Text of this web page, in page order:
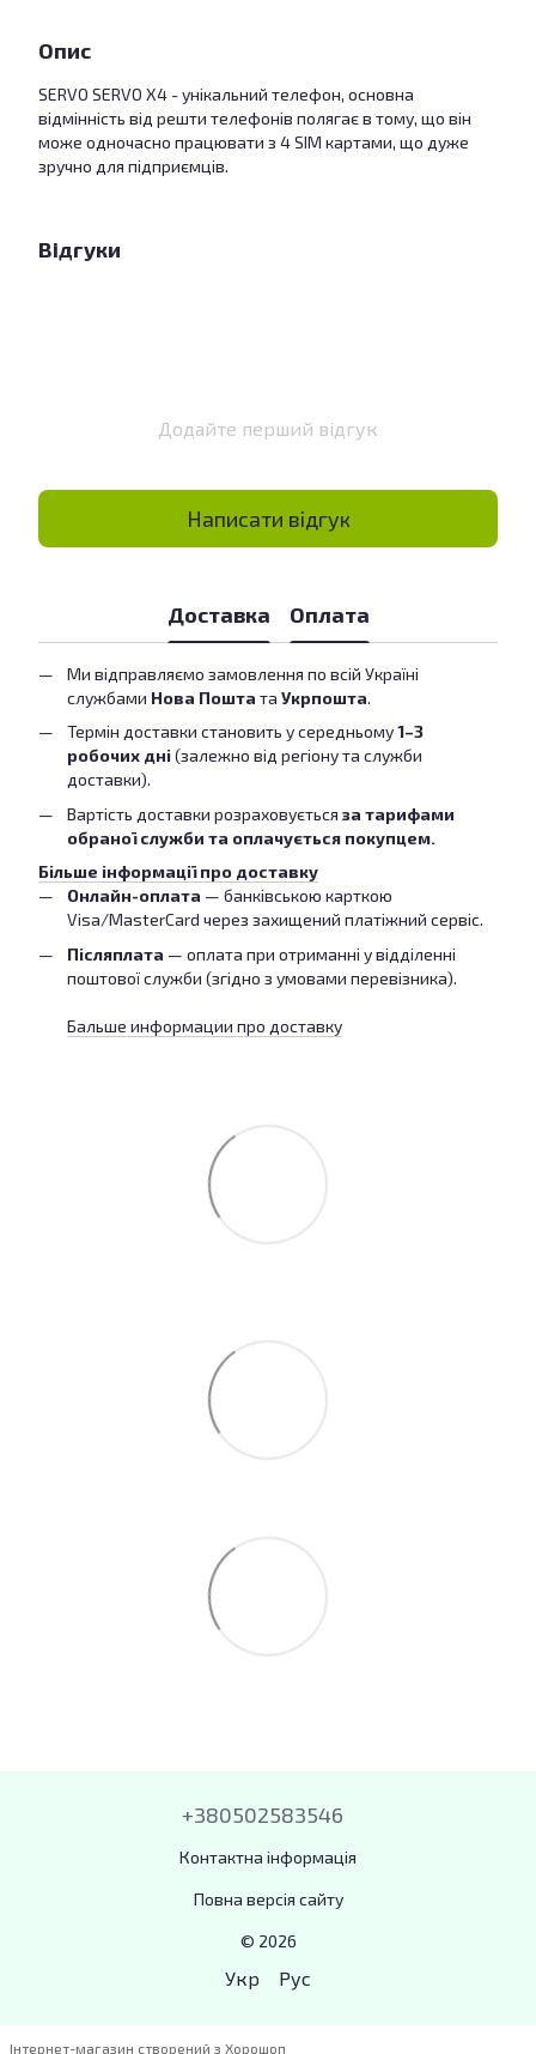
Опис
SERVO SERVO X4 - унікальний телефон, основна
відмінність від решти телефонів полягає в тому, що він
може одночасно працювати з 4 SIM картами, що дуже
зручно для підприємців.
Відгуки
Додайте перший відгук
Написати відгук
Доставка Оплата
Ми відправляємо замовлення по всій Україні
службами Нова Пошта та Укрпошта.
Термін доставки становить у середньому1–3
робочих дні(залежно від регіону та служби
доставки).
Вартість доставки розраховується за тарифами
обраної служби та оплачується покупцем.
Більше інформації про доставку
Онлайн-оплата — банківською карткою
Visa/MasterCard через захищений платіжний сервіс.
Післяплата — оплата при отриманні у відділенні
поштової служби (згідно з умовами перевізника).
Бальше информации про доставку
+380502583546
Контактна інформація
Повна версія сайту
© 2026
Укр Рус
Інтернет-магазин створений з Хорошоп